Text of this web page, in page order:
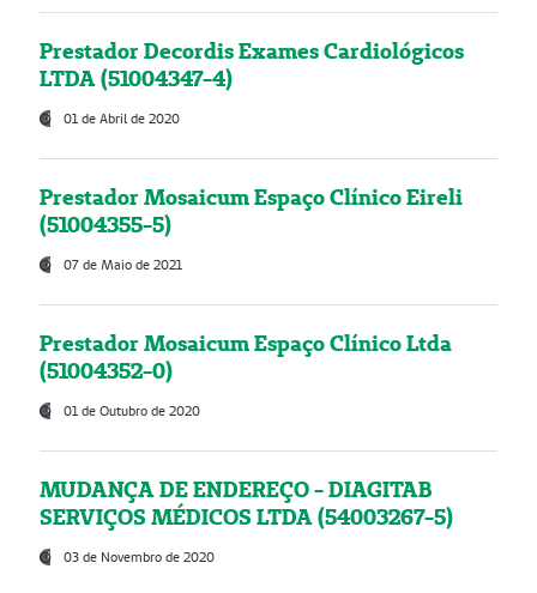
Prestador Decordis Exames Cardiológicos
LTDA (51004347-4)
01 de Abril de 2020
Prestador Mosaicum Espaço Clínico Eireli
(51004355-5)
07 de Maio de 2021
Prestador Mosaicum Espaço Clínico Ltda
(51004352-0)
01 de Outubro de 2020
MUDANÇA DE ENDEREÇO - DIAGITAB
SERVIÇOS MÉDICOS LTDA (54003267-5)
03 de Novembro de 2020